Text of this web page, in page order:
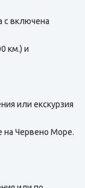
с включена
км.) и
или екскурзия
на Червено Море.